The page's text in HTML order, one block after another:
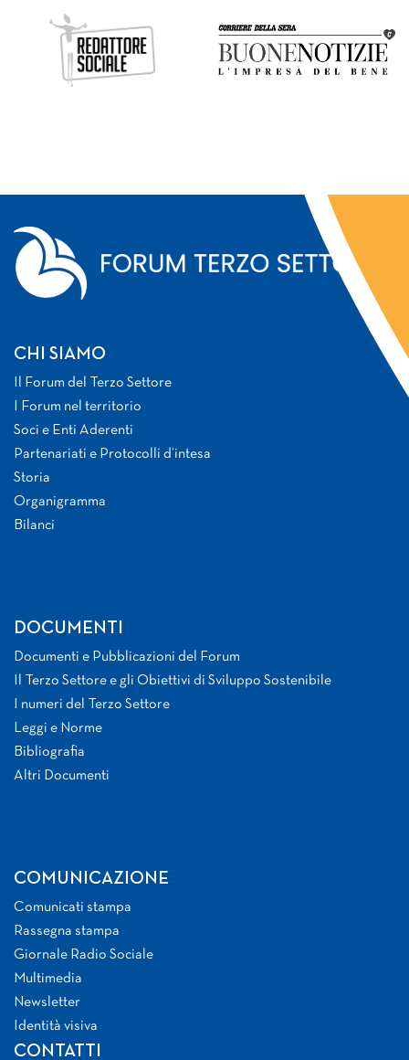
CHI SIAMO
Il Forum del Terzo Settore
I Forum nel territorio
Soci e Enti Aderenti
Partenariati e Protocolli d’intesa
Storia
Organigramma
Bilanci
DOCUMENTI
Documenti e Pubblicazioni del Forum
Il Terzo Settore e gli Obiettivi di Sviluppo Sostenibile
I numeri del Terzo Settore
Leggi e Norme
Bibliografia
Altri Documenti
COMUNICAZIONE
Comunicati stampa
Rassegna stampa
Giornale Radio Sociale
Multimedia
Newsletter
Identità visiva
CONTATTI